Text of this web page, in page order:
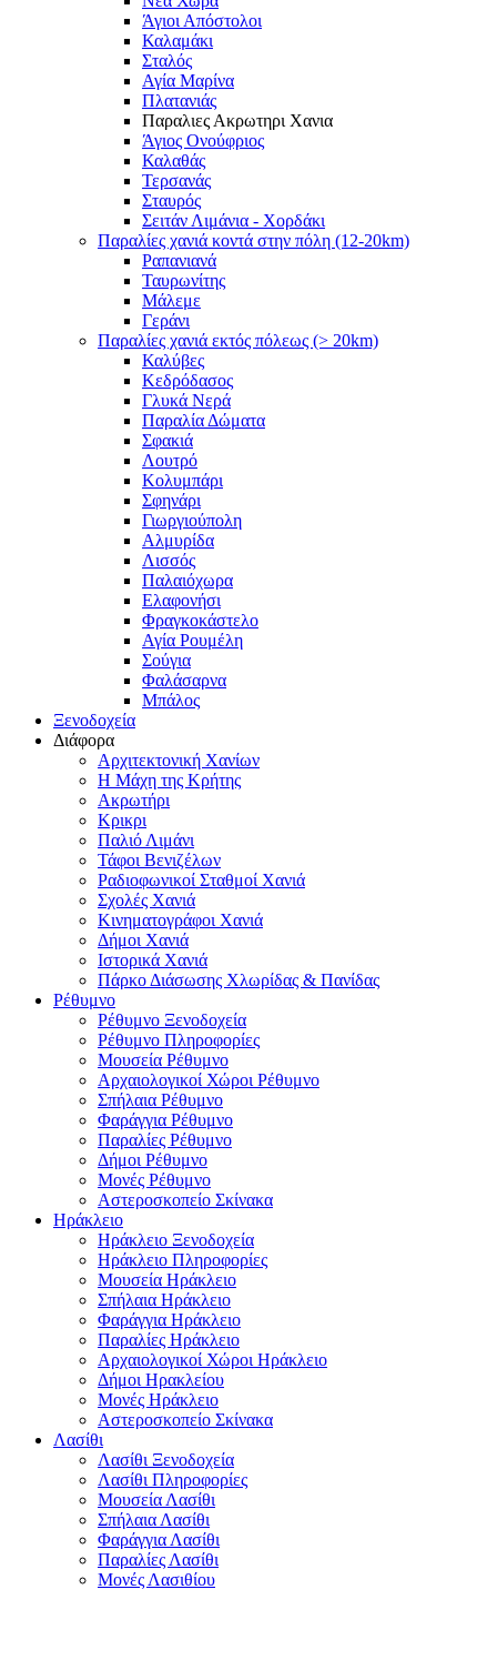
Άγιοι Απόστολοι
Καλαμάκι
Σταλός
Αγία Μαρίνα
Πλατανιάς
Παραλιες Ακρωτηρι Χανια
Άγιος Ονούφριος
Καλαθάς
Τερσανάς
Σταυρός
Σειτάν Λιμάνια - Χορδάκι
Παραλίες χανιά κοντά στην πόλη (12-20km)
Ραπανιανά
Ταυρωνίτης
Μάλεμε
Γεράνι
Παραλίες χανιά εκτός πόλεως (> 20km)
Καλύβες
Κεδρόδασος
Γλυκά Νερά
Παραλία Δώματα
Σφακιά
Λουτρό
Κολυμπάρι
Σφηνάρι
Γιωργιούπολη
Αλμυρίδα
Λισσός
Παλαιόχωρα
Ελαφονήσι
Φραγκοκάστελο
Αγία Ρουμέλη
Σούγια
Φαλάσαρνα
Μπάλος
Ξενοδοχεία
Διάφορα
Αρχιτεκτονική Χανίων
Η Μάχη της Κρήτης
Ακρωτήρι
Κρικρι
Παλιό Λιμάνι
Τάφοι Βενιζέλων
Ραδιοφωνικοί Σταθμοί Χανιά
Σχολές Χανιά
Κινηματογράφοι Χανιά
Δήμοι Χανιά
Ιστορικά Χανιά
Πάρκο Διάσωσης Χλωρίδας & Πανίδας
Ρέθυμνο
Ρέθυμνο Ξενοδοχεία
Ρέθυμνο Πληροφορίες
Μουσεία Ρέθυμνο
Αρχαιολογικοί Χώροι Ρέθυμνο
Σπήλαια Ρέθυμνο
Φαράγγια Ρέθυμνο
Παραλίες Ρέθυμνο
Δήμοι Ρέθυμνο
Μονές Ρέθυμνο
Αστεροσκοπείο Σκίνακα
Ηράκλειο
Ηράκλειο Ξενοδοχεία
Ηράκλειο Πληροφορίες
Μουσεία Ηράκλειο
Σπήλαια Ηράκλειο
Φαράγγια Ηράκλειο
Παραλίες Ηράκλειο
Αρχαιολογικοί Χώροι Ηράκλειο
Δήμοι Ηρακλείου
Μονές Ηράκλειο
Αστεροσκοπείο Σκίνακα
Λασίθι
Λασίθι Ξενοδοχεία
Λασίθι Πληροφορίες
Μουσεία Λασίθι
Σπήλαια Λασίθι
Φαράγγια Λασίθι
Παραλίες Λασίθι
Μονές Λασιθίου